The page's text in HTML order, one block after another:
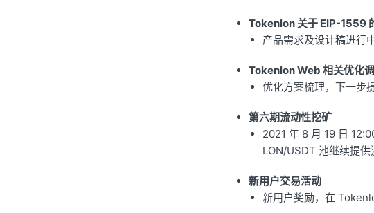
Tokenlon 关于 EIP-1559
产品需求及设计稿进行
Tokenlon Web 相关优化
优化方案梳理，下一步
第六期流动性挖矿
2021 年 8 月 19 日
LON/USDT 池继续提供
新用户交易活动
新用户奖励，在